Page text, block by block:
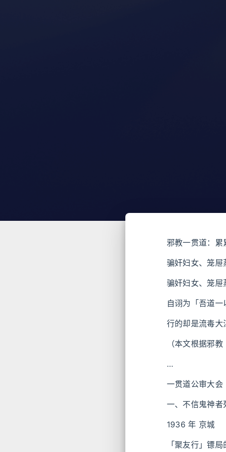
邪教一贯道：累
骗奸妇女、笼
骗奸妇女、笼
自诩为「吾道一
行的却是流毒大
（本文根据邪
…
一贯道公审大会
一、不信鬼神者
1936 年 京城
「聚友行」镖